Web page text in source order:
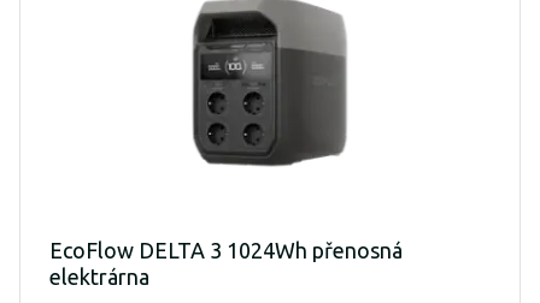
EcoFlow DELTA 3 1024Wh přenosná
elektrárna